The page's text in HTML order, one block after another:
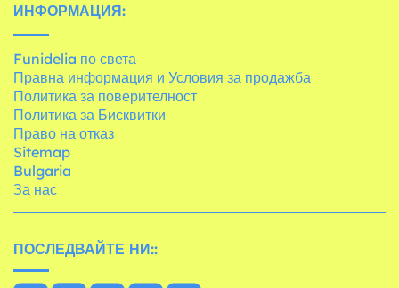
ИНФОРМАЦИЯ:
Funidelia по света
Правна информация и Условия за продажба
Политика за поверителност
Политика за Бисквитки
Право на отказ
Sitemap
Bulgaria
За нас
ПОСЛЕДВАЙТЕ НИ::